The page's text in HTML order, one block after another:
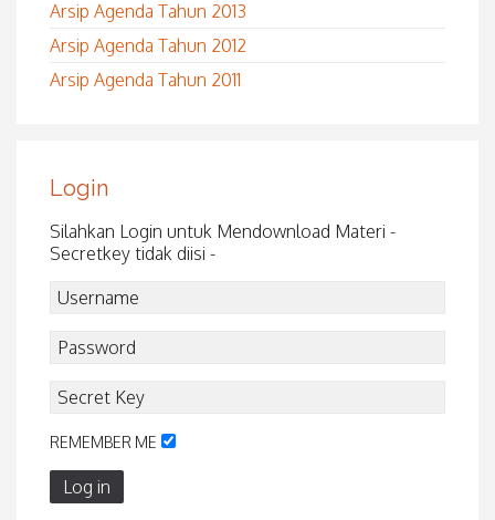
Arsip Agenda Tahun 2013
Arsip Agenda Tahun 2012
Arsip Agenda Tahun 2011
Login
Silahkan Login untuk Mendownload Materi -
Secretkey tidak diisi -
REMEMBER ME
Log in